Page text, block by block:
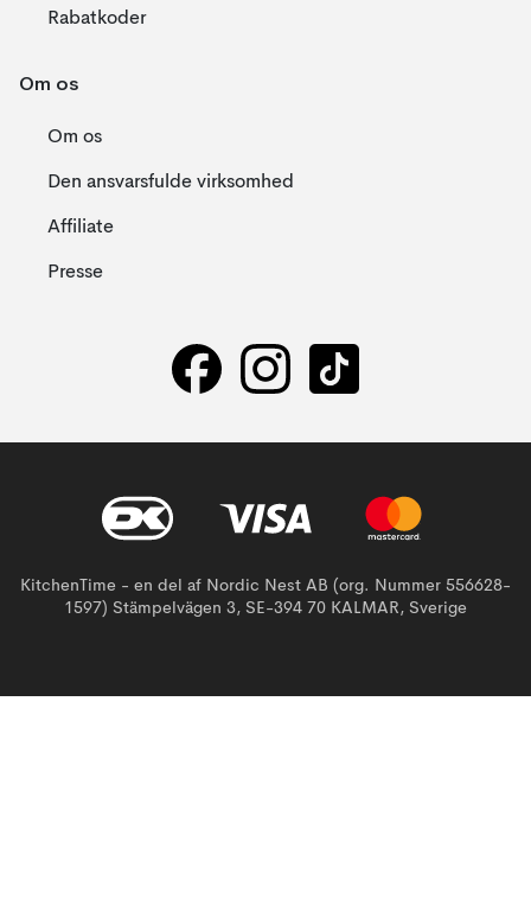
Rabatkoder
Om os
Om os
Den ansvarsfulde virksomhed
Affiliate
Presse
KitchenTime - en del af Nordic Nest AB (org. Nummer 556628-
1597) Stämpelvägen 3, SE-394 70 KALMAR, Sverige